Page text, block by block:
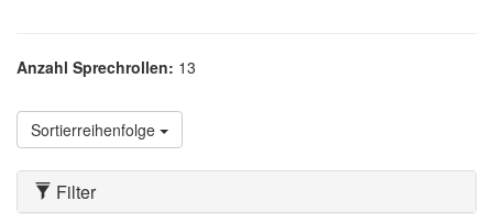
Anzahl Sprechrollen: 13
Sortierreihenfolge
Filter